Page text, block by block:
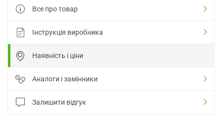
Все про товар
Інструкція виробника
Наявність і ціни
Аналоги і замінники
Залишити відгук